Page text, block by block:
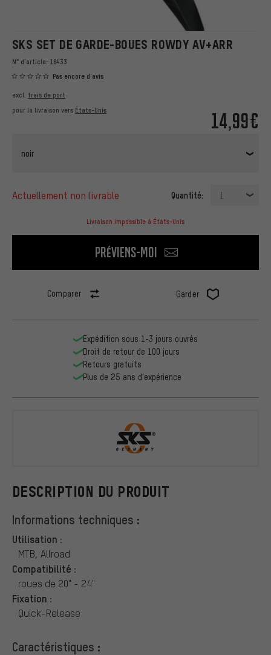
SKS SET DE GARDE-BOUES ROWDY AV+ARR
N° d'article: 16433
Pas encore d'avis
14,99€
excl. frais de port
pour la livraison vers États-Unis
noir
actuellement non livrable Quantité: 1
Livraison impossible à États-Unis
Préviens-moi
Comparer Garder
DESCRIPTION DU PRODUIT
Informations techniques :
Utilisation :
MTB, Allroad
Compatibilité :
roues de 20" - 24"
Fixation :
Quick-Release
Caractéristiques :
Expédition sous 1-3 jours ouvrés
Droit de retour de 100 jours
Retours gratuits
Plus de 25 ans d'expérience